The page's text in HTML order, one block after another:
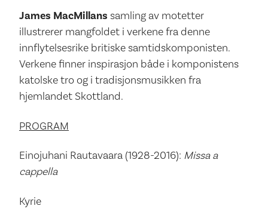
James MacMillans samling av motetter
illustrerer mangfoldet i verkene fra denne
innflytelsesrike britiske samtidskomponisten.
Verkene finner inspirasjon både i komponistens
katolske tro og i tradisjonsmusikken fra
hjemlandet Skottland.
PROGRAM
Einojuhani Rautavaara (1928-2016): Missa a
cappella
Kyrie